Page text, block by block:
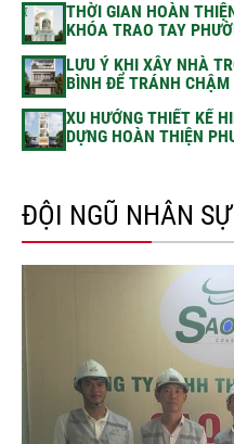
THỜI GIAN HOÀN
KHÓA TRAO TAY
LƯU Ý KHI XÂY NHÀ
BÌNH ĐỂ TRÁNH CHẬM
XU HƯỚNG THIẾT KẾ
DỰNG HOÀN THIỆN
ĐỘI NGŨ NHÂN SỰ